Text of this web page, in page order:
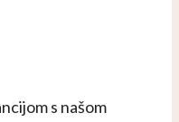
s našom